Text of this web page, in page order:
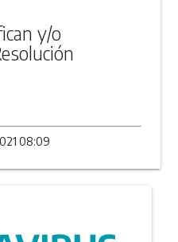
y/o
08:09